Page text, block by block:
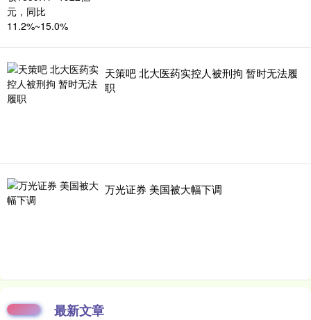
天策吧 北大医药实控人被刑拘 暂时无法履
职
万光证券 美国被大幅下调
最新文章